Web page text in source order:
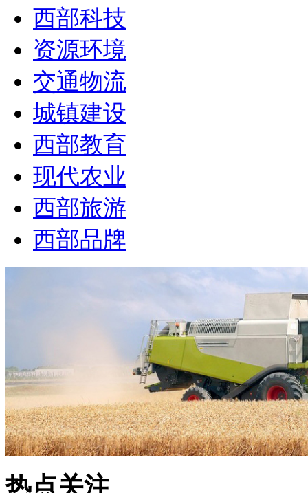
西部科技
资源环境
交通物流
城镇建设
西部教育
现代农业
西部旅游
西部品牌
热点关注